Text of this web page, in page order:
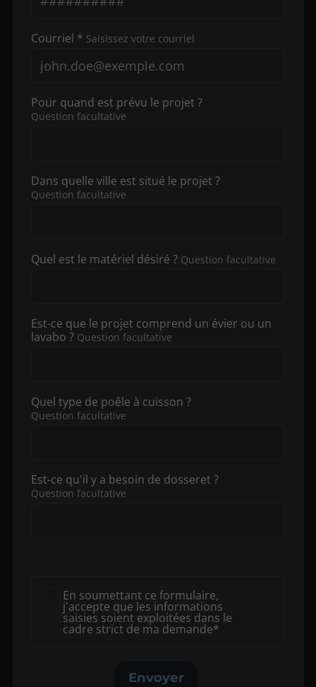
Courriel * Saisissez votre courriel
Pour quand est prévu le projet ?
Question facultative
Dans quelle ville est situé le projet ?
Question facultative
Quel est le matériel désiré ? Question facultative
Est-ce que le projet comprend un évier ou un
lavabo ? Question facultative
Quel type de poêle à cuisson ?
Question facultative
Est-ce qu'il y a besoin de dosseret ?
Question facultative
En soumettant ce formulaire,
j'accepte que les informations
saisies soient exploitées dans le
cadre strict de ma demande*
Envoyer